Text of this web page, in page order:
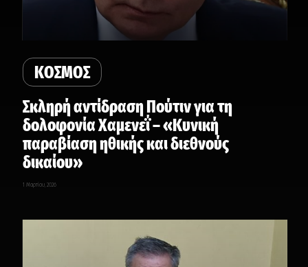
ΚΟΣΜΟΣ
Σκληρή αντίδραση Πούτιν για τη
δολοφονία Χαμενεΐ – «Κυνική
παραβίαση ηθικής και διεθνούς
δικαίου»
1 Μαρτίου, 2026